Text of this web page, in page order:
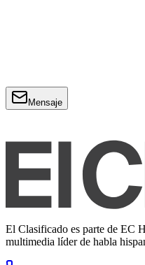
Mensaje
El Clasificado es parte de EC
multimedia líder de habla